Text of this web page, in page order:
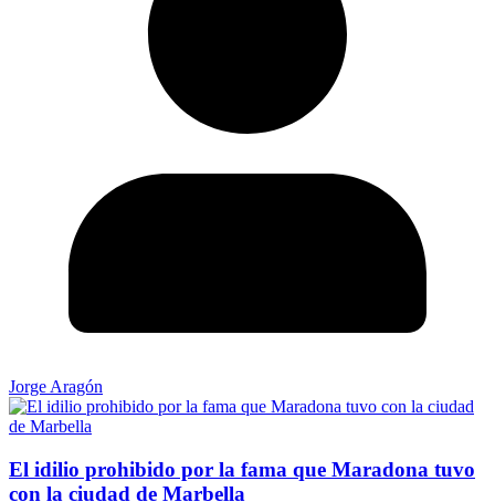
Jorge Aragón
El idilio prohibido por la fama que Maradona tuvo
con la ciudad de Marbella